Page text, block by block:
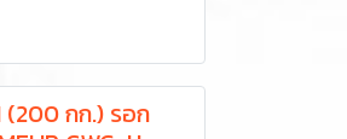
(200 กก.) รอก